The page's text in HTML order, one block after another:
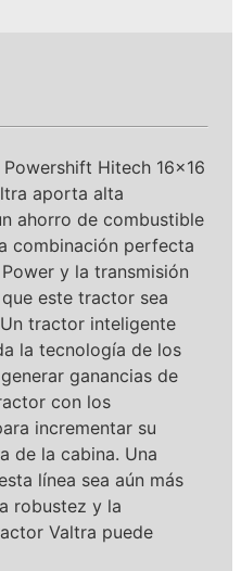
Hitech 16x16
aporta alta
ahorro de combustible
combinación perfecta
y la transmisión
este tractor sea
tractor inteligente
la tecnología de los
ganancias de
con los
incrementar su
de la cabina. Una
línea sea aún más
robustez y la
Valtra puede